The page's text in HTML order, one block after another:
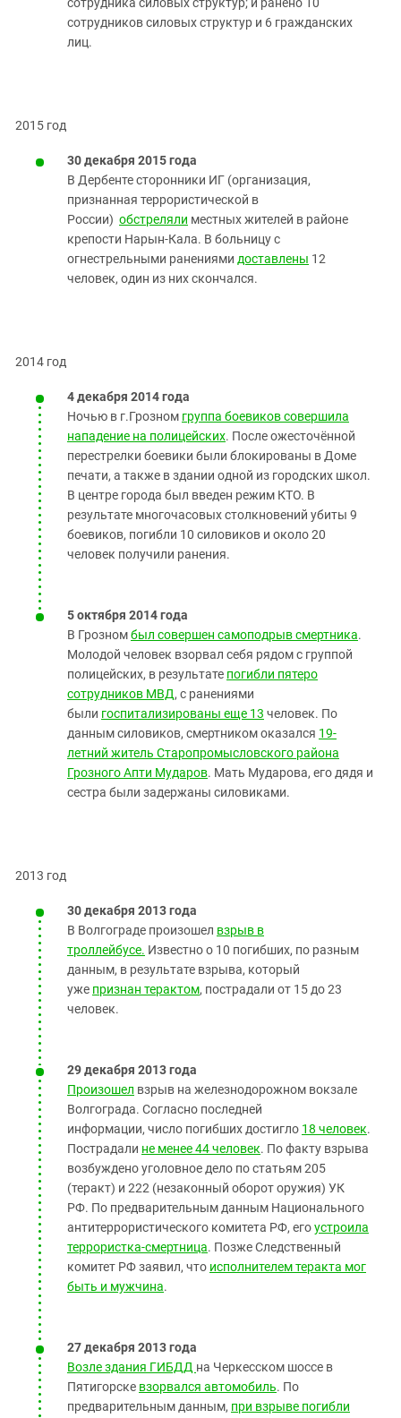
сотрудника силовых структур; и ранено 10
сотрудников силовых структур и 6 гражданских
лиц.
2015 год
30 декабря 2015 года
В Дербенте сторонники ИГ (организация,
признанная террористической в
России) обстреляли местных жителей в районе
крепости Нарын-Кала. В больницу с
огнестрельными ранениями доставлены 12
человек, один из них скончался.
2014 год
4 декабря 2014 года
Ночью в г.Грозном группа боевиков совершила
нападение на полицейских. После ожесточённой
перестрелки боевики были блокированы в Доме
печати, а также в здании одной из городских школ.
В центре города был введен режим КТО. В
результате многочасовых столкновений убиты 9
боевиков, погибли 10 силовиков и около 20
человек получили ранения.
5 октября 2014 года
В Грозномбыл совершен самоподрыв смертника.
Молодой человек взорвал себя рядом с группой
полицейских, в результате погибли пятеро
сотрудников МВД, с ранениями
были госпитализированы еще 13 человек. По
данным силовиков, смертником оказался 19-
летний житель Старопромысловского района
Грозного Апти Мударов. Мать Мударова, его дядя и
сестра были задержаны силовиками.
2013 год
30 декабря 2013 года
В Волгограде произошел взрыв в
троллейбусе. Известно о 10 погибших, по разным
данным, в результате взрыва, который
уже признан терактом, пострадали от 15 до 23
человек.
29 декабря 2013 года
Произошел взрыв на железнодорожном вокзале
Волгограда. Согласно последней
информации, число погибших достигло 18 человек.
Пострадали не менее 44 человек. По факту взрыва
возбуждено уголовное дело по статьям 205
(теракт) и 222 (незаконный оборот оружия) УК
РФ. По предварительным данным Национального
антитеррористического комитета РФ, егоустроила
террористка-смертница. Позже Следственный
комитет РФ заявил, что исполнителем теракта мог
быть и мужчина.
27 декабря 2013 года
Возле здания ГИБДД на Черкесском шоссе в
Пятигорске взорвался автомобиль. По
предварительным данным, при взрыве погибли